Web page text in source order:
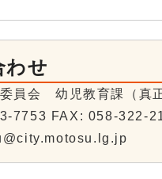
わせ
員会 幼児教育課（真正
7753 FAX: 058-322-